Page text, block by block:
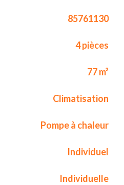
85761130
4 pièces
77 m²
Climatisation
Pompe à chaleur
Individuel
Individuelle